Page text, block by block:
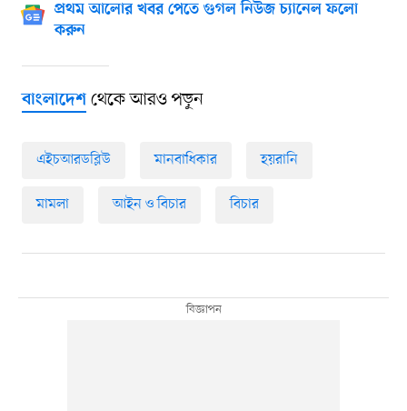
প্রথম আলোর খবর পেতে গুগল নিউজ চ্যানেল ফলো
করুন
বাংলাদেশথেকে আরও পড়ুন
এইচআরডব্লিউ মানবাধিকার হয়রানি
মামলা আইন ও বিচার বিচার